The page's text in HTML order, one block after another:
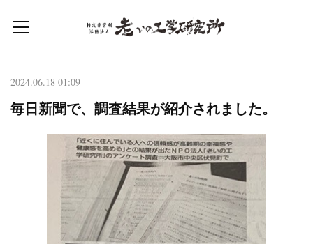
2024.06.18 01:09
毎日新聞で、調査結果が紹介されました。